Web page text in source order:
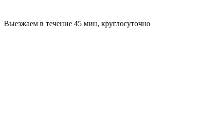
Выезжаем в течение 45 мин, круглосуточно